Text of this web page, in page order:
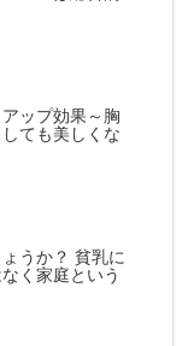
ップ効果～胸
ても美しくな
うか？ 貧乳に
く家庭という